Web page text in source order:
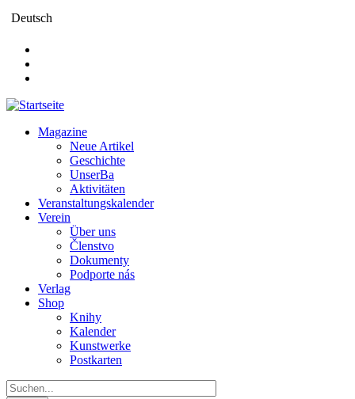
Direkt
Deutsch
navigation
Magazine
Neue Artikel
Geschichte
UnserBa
Aktivitäten
Veranstaltungskalender
Verein
Über uns
Členstvo
Dokumenty
Podporte nás
Verlag
Shop
Knihy
Kalender
Kunstwerke
Postkarten